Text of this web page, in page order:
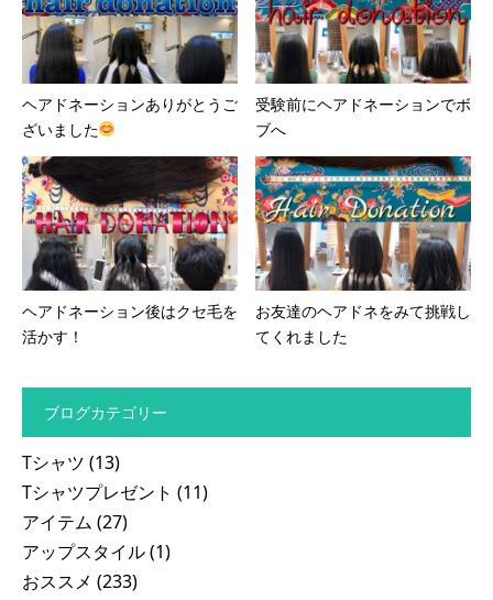
ヘアドネーションありがとうご
ざいました
受験前にヘアドネーションでボ
ブへ
ヘアドネーション後はクセ毛を
活かす！
お友達のヘアドネをみて挑戦し
てくれました
ブログカテゴリー
Tシャツ (13)
Tシャツプレゼント (11)
アイテム (27)
アップスタイル(1)
おススメ (233)